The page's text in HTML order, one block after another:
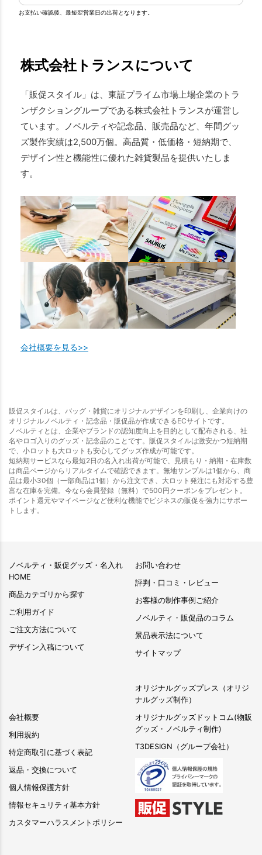
お支払い確認後、最短翌営業日の出荷となります。
株式会社トランスについて
「販促スタイル」は、東証プライム市場上場企業のトラ
ンザクショングループである株式会社トランスが運営し
ています。ノベルティや記念品、販売品など、年間グッ
ズ製作実績は2,500万個。高品質・低価格・短納期で、
デザイン性と機能性に優れた雑貨製品を提供いたしま
す。
会社概要を見る>>
販促スタイルは、バッグ・雑貨にオリジナルデザインを印刷し、企業向けの
オリジナルノベルティ・記念品・販促品が作成できるECサイトです。
ノベルティとは、企業やブランドの認知度向上を目的として配布される、社
名やロゴ入りのグッズ・記念品のことです。販促スタイルは激安かつ短納期
で、小ロットも大ロットも安心してグッズ作成が可能です。
短納期サービスなら最短2日の名入れ出荷が可能で、見積もり・納期・在庫数
は商品ページからリアルタイムで確認できます。無地サンプルは1個から、商
品は最小30個（一部商品は1個）から注文でき、大ロット発注にも対応する豊
富な在庫を完備。今なら会員登録（無料）で500円クーポンをプレゼント。
ポイント還元やマイページなど便利な機能でビジネスの販促を強力にサポー
トします。
ノベルティ・販促グッズ・名入れ
HOME
商品カテゴリから探す
ご利用ガイド
ご注文方法について
デザイン入稿について
会社概要
利用規約
特定商取引に基づく表記
返品・交換について
個人情報保護方針
情報セキュリティ基本方針
カスタマーハラスメントポリシー
お問い合わせ
評判・口コミ・レビュー
お客様の制作事例ご紹介
ノベルティ・販促品のコラム
景品表示法について
サイトマップ
オリジナルグッズプレス（オリジ
ナルグッズ制作）
オリジナルグッズドットコム(物販
グッズ・ノベルティ制作)
T3DESIGN（グループ会社）